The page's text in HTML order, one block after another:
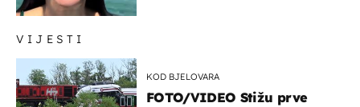
VIJESTI
KOD BJELOVARA
FOTO/VIDEO Stižu prve